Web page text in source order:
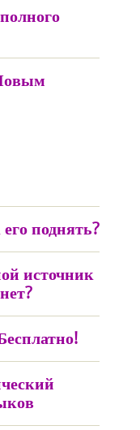
поднять?
источник